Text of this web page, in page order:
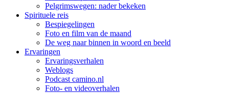
Pelgrimswegen: nader bekeken
Spirituele reis
Bespiegelingen
Foto en film van de maand
De weg naar binnen in woord en beeld
Ervaringen
Ervaringsverhalen
Weblogs
Podcast camino.nl
Foto- en videoverhalen